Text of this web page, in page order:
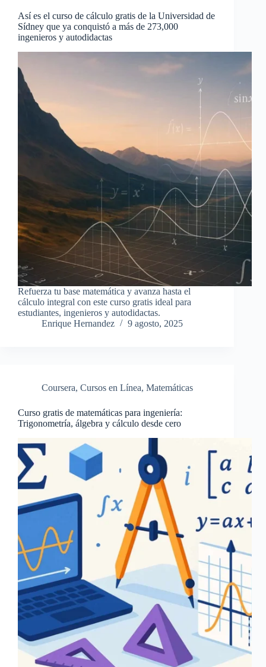
Así es el curso de cálculo gratis de la Universidad de
Sídney que ya conquistó a más de 273,000
ingenieros y autodidactas
Refuerza tu base matemática y avanza hasta el
cálculo integral con este curso gratis ideal para
estudiantes, ingenieros y autodidactas.
Enrique Hernandez
9 agosto, 2025
Coursera, Cursos en Línea, Matemáticas
Curso gratis de matemáticas para ingeniería:
Trigonometría, álgebra y cálculo desde cero